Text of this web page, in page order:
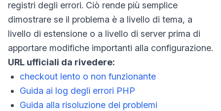
registri degli errori. Ciò rende più semplice
dimostrare se il problema è a livello di tema, a
livello di estensione o a livello di server prima di
apportare modifiche importanti alla configurazione.
URL ufficiali da rivedere:
checkout lento o non funzionante
Guida ai log degli errori PHP
Guida alla risoluzione dei problemi